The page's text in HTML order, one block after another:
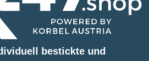
bestickte und